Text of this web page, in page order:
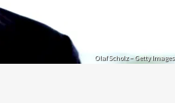
Olaf Scholz – Getty Images